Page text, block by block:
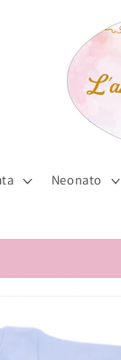
Neonato